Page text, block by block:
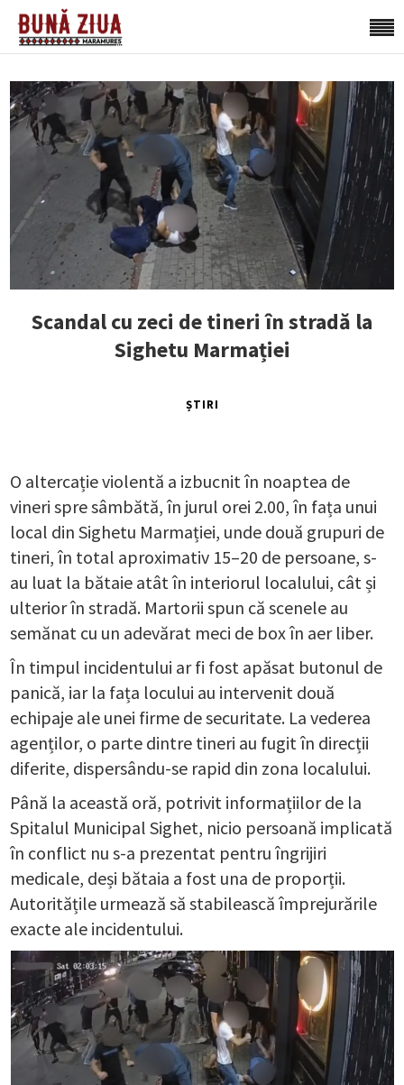
Scandal cu zeci de tineri în stradă la
Sighetu Marmației
ȘTIRI
O altercație violentă a izbucnit în noaptea de
vineri spre sâmbătă, în jurul orei 2.00, în fața unui
local din Sighetu Marmației, unde două grupuri de
tineri, în total aproximativ 15–20 de persoane, s-
au luat la bătaie atât în interiorul localului, cât și
ulterior în stradă. Martorii spun că scenele au
semănat cu un adevărat meci de box în aer liber.
În timpul incidentului ar fi fost apăsat butonul de
panică, iar la fața locului au intervenit două
echipaje ale unei firme de securitate. La vederea
agenților, o parte dintre tineri au fugit în direcții
diferite, dispersându-se rapid din zona localului.
Până la această oră, potrivit informațiilor de la
Spitalul Municipal Sighet, nicio persoană implicată
în conflict nu s-a prezentat pentru îngrijiri
medicale, deși bătaia a fost una de proporții.
Autoritățile urmează să stabilească împrejurările
exacte ale incidentului.